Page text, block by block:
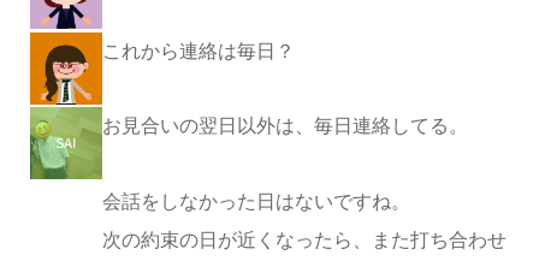
これから連絡は毎日？
お見合いの翌日以外は、毎日連絡してる。
会話をしなかった日はないですね。
次の約束の日が近くなったら、また打ち合わせ